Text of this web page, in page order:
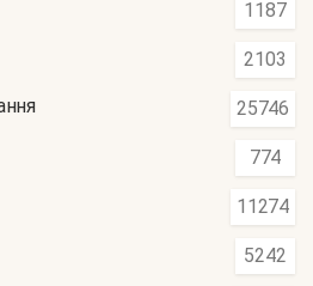
1187
2103
25746
774
11274
5242